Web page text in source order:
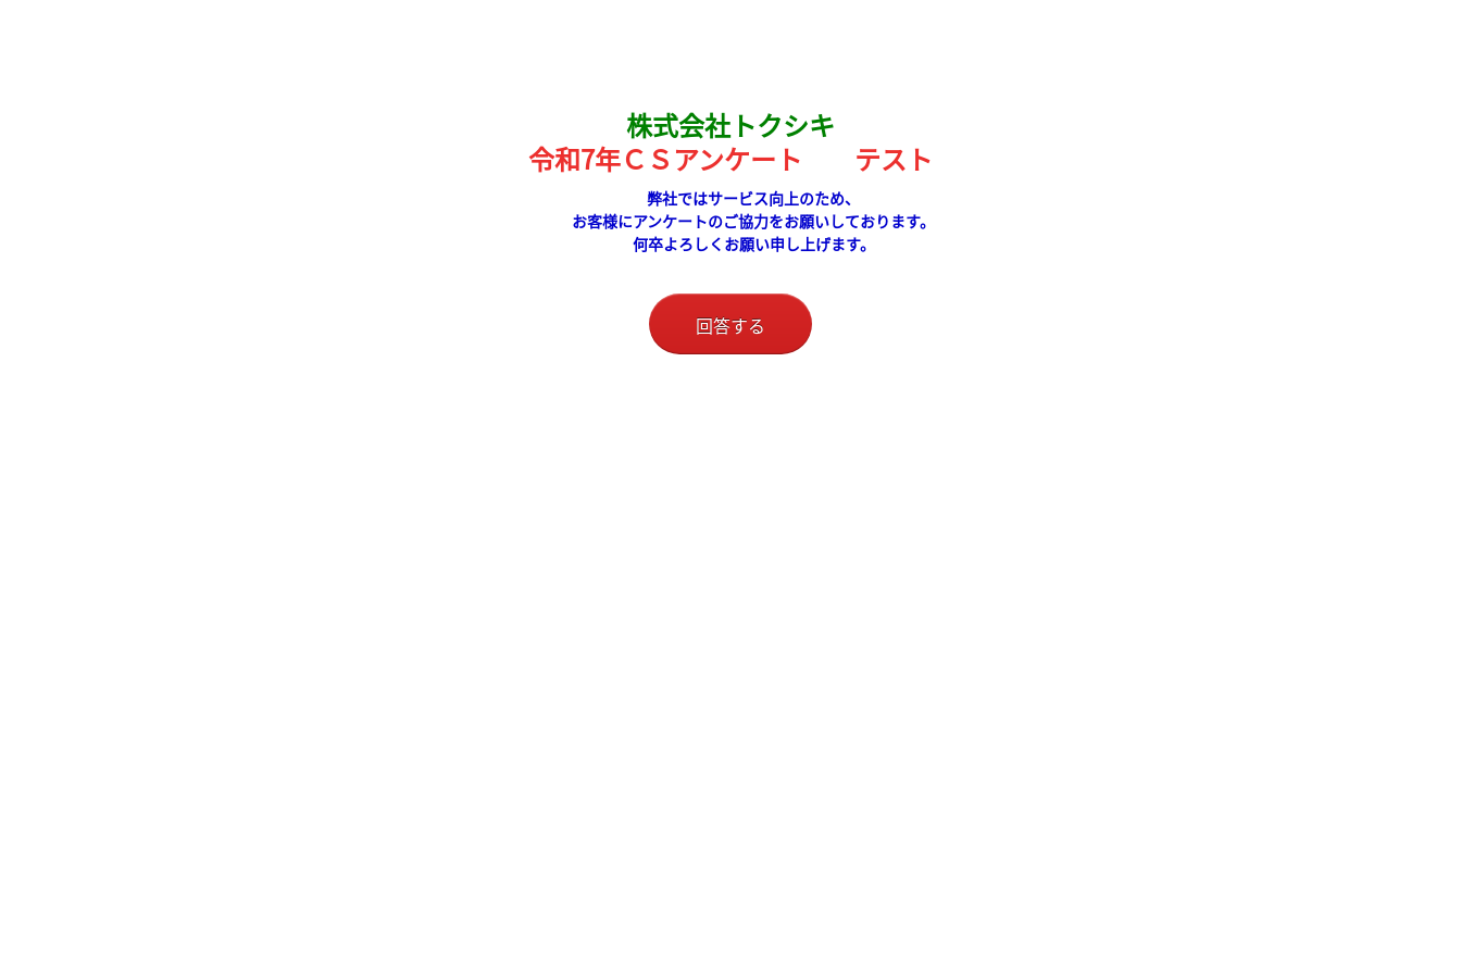
株式会社トクシキ
令和7年ＣＳアンケート テスト
弊社ではサービス向上のため、
お客様にアンケートのご協力をお願いしております。
何卒よろしくお願い申し上げます。
回答する